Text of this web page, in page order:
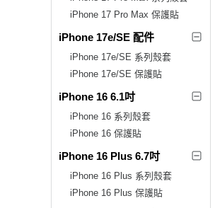
iPhone 17 Pro Max 保護貼
iPhone 17e/SE 配件
iPhone 17e/SE 系列殼套
iPhone 17e/SE 保護貼
iPhone 16 6.1吋
iPhone 16 系列殼套
iPhone 16 保護貼
iPhone 16 Plus 6.7吋
iPhone 16 Plus 系列殼套
iPhone 16 Plus 保護貼